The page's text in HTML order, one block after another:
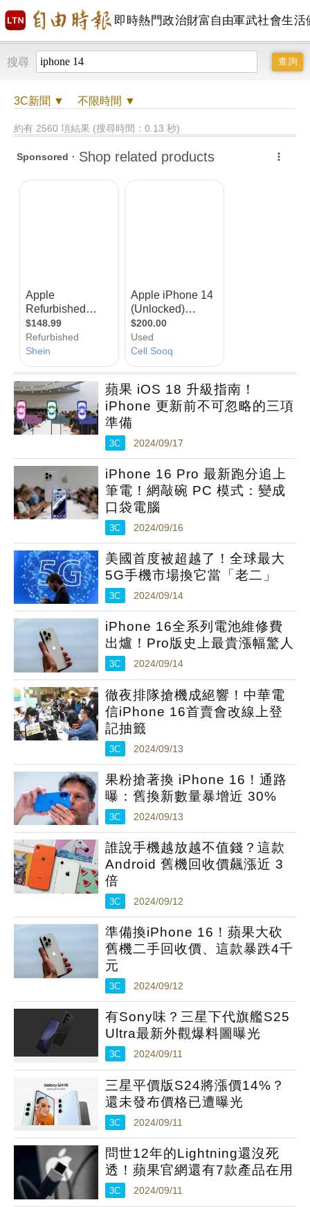
即時熱門政治財富自由軍武社會生活
搜尋
3C新聞 ▼ 不限時間 ▼
約有 2560 項結果 (搜尋時間：0.13 秒)
蘋果 iOS 18 升級指南！
iPhone 更新前不可忽略的三項
準備
3C 2024/09/17
iPhone 16 Pro 最新跑分追上
筆電！網敲碗 PC 模式：變成
口袋電腦
3C 2024/09/16
美國首度被超越了！全球最大
5G手機市場換它當「老二」
3C 2024/09/14
iPhone 16全系列電池維修費
出爐！Pro版史上最貴漲幅驚人
3C 2024/09/14
徹夜排隊搶機成絕響！中華電
信iPhone 16首賣會改線上登
記抽籤
3C 2024/09/13
果粉搶著換 iPhone 16！通路
曝：舊換新數量暴增近 30%
3C 2024/09/13
誰說手機越放越不值錢？這款
Android 舊機回收價飆漲近 3
倍
3C 2024/09/12
準備換iPhone 16！蘋果大砍
舊機二手回收價、這款暴跌4千
元
3C 2024/09/12
有Sony味？三星下代旗艦S25
Ultra最新外觀爆料圖曝光
3C 2024/09/11
三星平價版S24將漲價14%？
還未發布價格已遭曝光
3C 2024/09/11
問世12年的Lightning還沒死
透！蘋果官網還有7款產品在用
3C 2024/09/11